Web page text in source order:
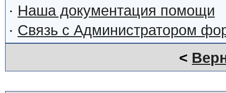
· Наша документация помощи
· Связь с Администратором
<